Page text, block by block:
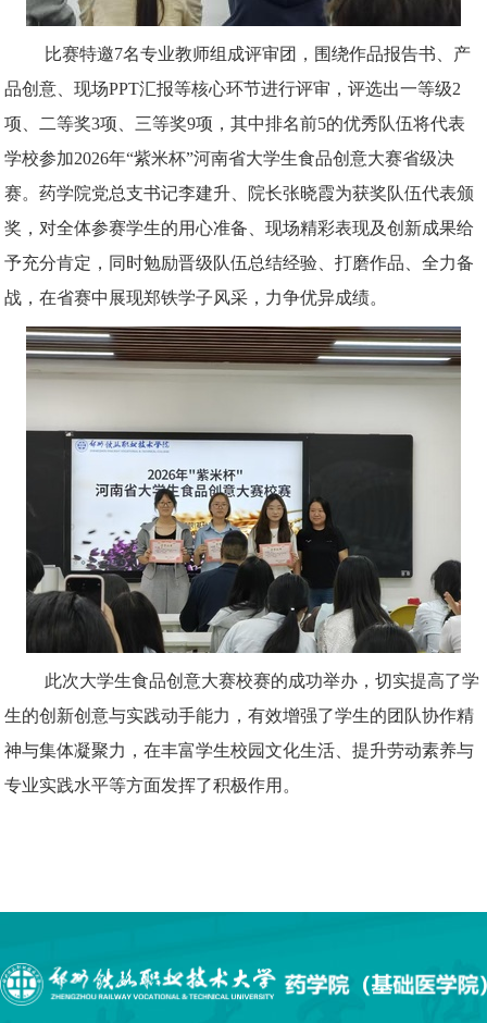
比赛特邀7名专业教师组成评审团，围绕作品报告书、产
品创意、现场PPT汇报等核心环节进行评审，评选出一等级2
项、二等奖3项、三等奖9项，其中排名前5的优秀队伍将代表
学校参加2026年“紫米杯”河南省大学生食品创意大赛省级决
赛。药学院党总支书记李建升、院长张晓霞为获奖队伍代表颁
奖，对全体参赛学生的用心准备、现场精彩表现及创新成果给
予充分肯定，同时勉励晋级队伍总结经验、打磨作品、全力备
战，在省赛中展现郑铁学子风采，力争优异成绩。
此次大学生食品创意大赛校赛的成功举办，切实提高了学
生的创新创意与实践动手能力，有效增强了学生的团队协作精
神与集体凝聚力，在丰富学生校园文化生活、提升劳动素养与
专业实践水平等方面发挥了积极作用。